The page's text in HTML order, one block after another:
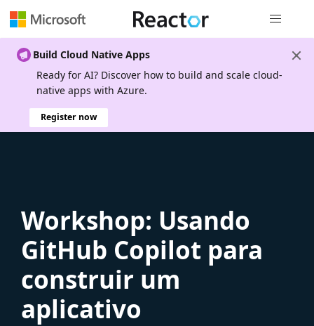
Build Cloud Native Apps
Ready for AI? Discover how to build and scale cloud-
native apps with Azure.
Register now
Workshop: Usando
GitHub Copilot para
construir um
aplicativo